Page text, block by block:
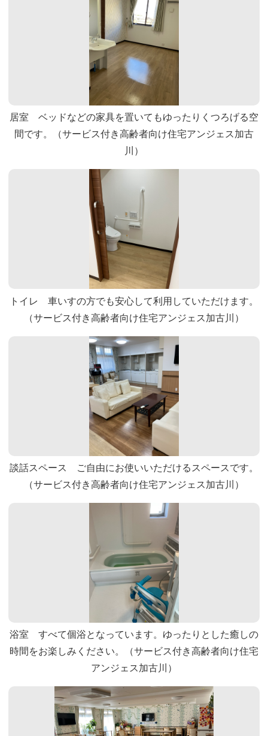
居室 ベッドなどの家具を置いてもゆったりくつろげる空
間です。（サービス付き高齢者向け住宅アンジェス加古
川）
トイレ 車いすの方でも安心して利用していただけます。
（サービス付き高齢者向け住宅アンジェス加古川）
談話スペース ご自由にお使いいただけるスペースです。
（サービス付き高齢者向け住宅アンジェス加古川）
浴室 すべて個浴となっています。ゆったりとした癒しの
時間をお楽しみください。（サービス付き高齢者向け住宅
アンジェス加古川）